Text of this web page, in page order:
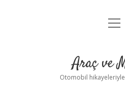
Yasal
Araç ve
Otomobil